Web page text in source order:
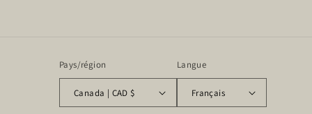
Pays/région
Canada | CAD $
Langue
Français